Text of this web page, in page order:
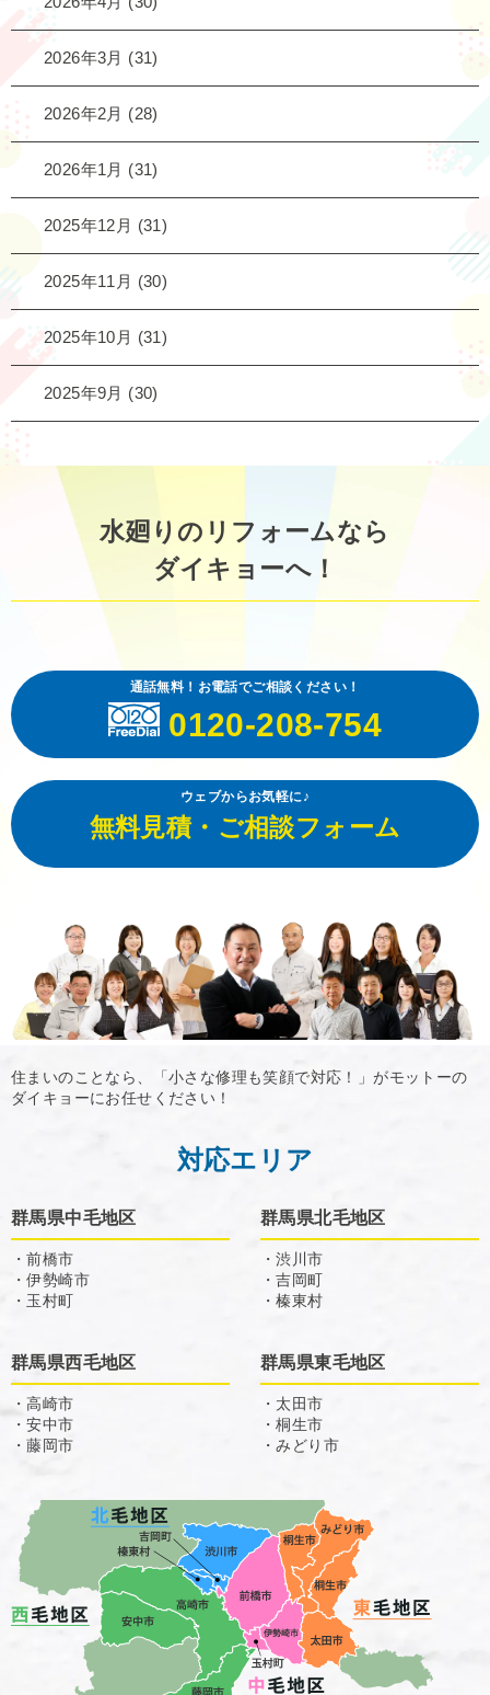
2026年3月 (31)
2026年2月 (28)
2026年1月 (31)
2025年12月 (31)
2025年11月 (30)
2025年10月 (31)
2025年9月 (30)
水廻りのリフォームなら
ダイキョーへ！
通話無料！お電話でご相談ください！
0120-208-754
ウェブからお気軽に♪
無料見積・ご相談フォーム
住まいのことなら、「小さな修理も笑顔で対応！」がモットーの
ダイキョーにお任せください！
対応エリア
群馬県中毛地区
・前橋市
・伊勢崎市
・玉村町
群馬県北毛地区
・渋川市
・吉岡町
・榛東村
群馬県西毛地区
・高崎市
・安中市
・藤岡市
群馬県東毛地区
・太田市
・桐生市
・みどり市